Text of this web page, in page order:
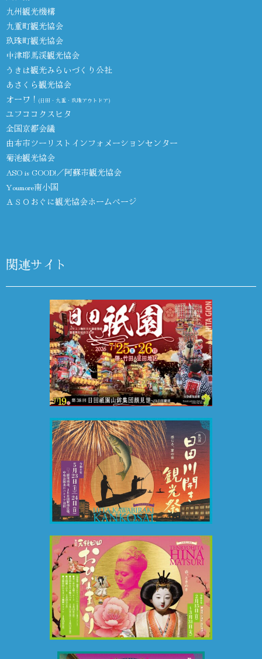
九州観光機構
九重町観光協会
玖珠町観光協会
中津耶馬渓観光協会
うきは観光みらいづくり公社
あさくら観光協会
オーワ！ (日田・九重・玖珠アウトドア)
ユフココクスヒタ
全国京都会議
由布市ツーリストインフォメーションセンター
菊池観光協会
ASO is GOOD!／阿蘇市観光協会
Youmore南小国
ＡＳＯおぐに観光協会ホームページ
関連サイト